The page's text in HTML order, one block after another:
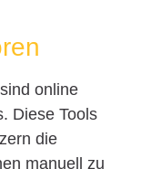
online
Diese Tools
die
manuell zu